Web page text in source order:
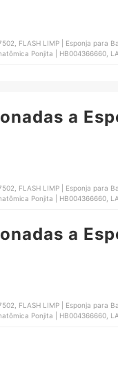
FLASH LIMP | Esponja para
Ponjita | ‎HB004366660,
a
FLASH LIMP | Esponja para
Ponjita | ‎HB004366660,
a
FLASH LIMP | Esponja para
Ponjita | ‎HB004366660,